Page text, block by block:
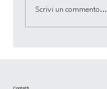
Scrivi un commento...